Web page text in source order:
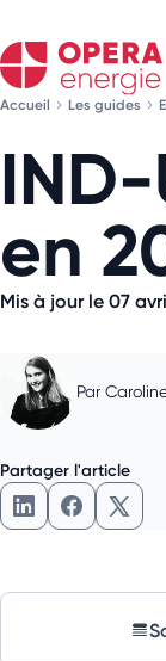
Accueil Les guides
en
Mis à jour le 07
Par
Partager l'article
Partager l'article
Partager